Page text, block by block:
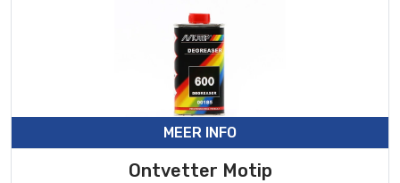
MEER INFO
Ontvetter Motip